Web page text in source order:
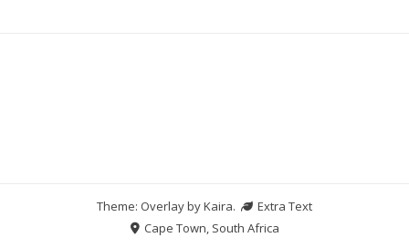
Theme: Overlay byKaira.
Extra Text
Cape Town, South Africa